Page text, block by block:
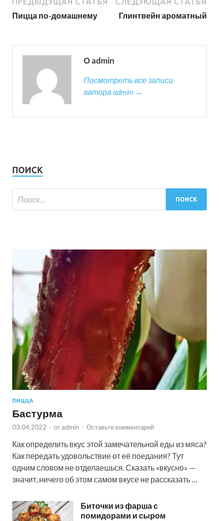
Пицца по-домашнему Глинтвейн ароматный
О admin
Посмотреть все записи
автора admin →
ПОИСК
ПИЦЦА
Бастурма
03.04.2022 - от admin - Оставьте комментарий
Как определить вкус этой замечательной еды из мяса?
Как передать удовольствие от её поедания? Тут
одним словом не отделаешься. Сказать «вкусно» —
значит, ничего об этом самом вкусе не рассказать …
Биточки из фарша с
помидорами и сыром